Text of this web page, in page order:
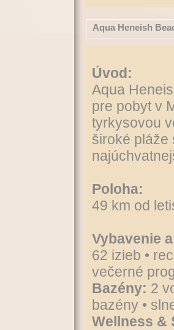
Aqua Heneish
Úvod:
Aqua
pre pobyt v
tyrkysovou
široké pláže
Poloha:
49 km od
Vybavenie
62 izieb •
večerné
Bazény: 2
bazény •
Wellness &